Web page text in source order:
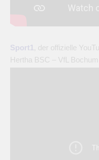
Sport1
, der offizielle
Hertha BSC – VfL